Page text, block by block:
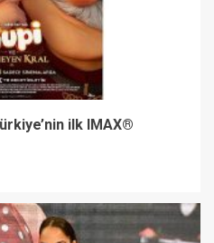
ilk IMAX®